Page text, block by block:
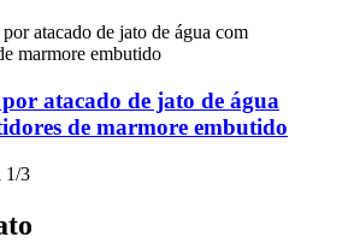
atacado de jato de água
de marmore embutido
1/3